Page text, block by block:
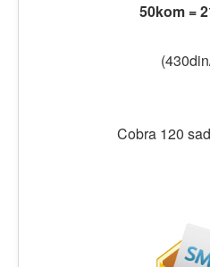
50kom =
Cobra 120